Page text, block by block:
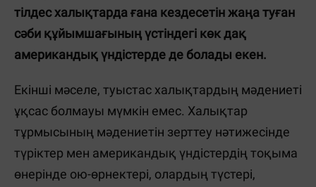
тілдес халықтарда ғана кездесетін жаңа туған
сәби құйымшағының үстіндегі көк дақ
американдық үндістерде де болады екен.
Екінші мәселе, туыстас халықтардың мәдениеті
ұқсас болмауы мүмкін емес. Халықтар
тұрмысының мәдениетін зерттеу нәтижесінде
түріктер мен американдық үндістердің тоқыма
өнерінде ою-өрнектері, олардың түстері,